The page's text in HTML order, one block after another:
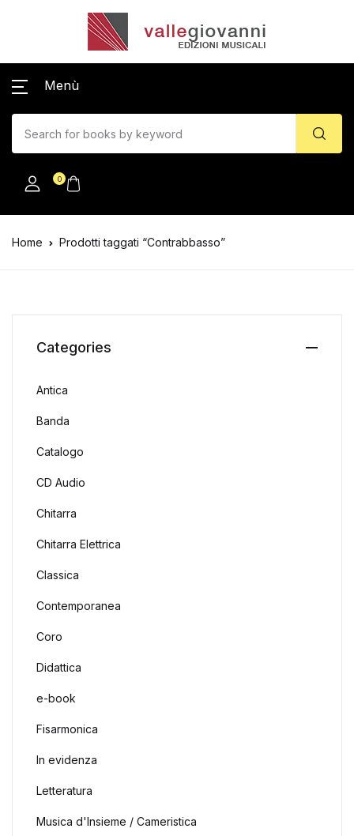
Menù
0
Home Prodotti taggati “Contrabbasso”
Categories
Antica
Banda
Catalogo
CD Audio
Chitarra
Chitarra Elettrica
Classica
Contemporanea
Coro
Didattica
e-book
Fisarmonica
In evidenza
Letteratura
Musica d'Insieme / Cameristica